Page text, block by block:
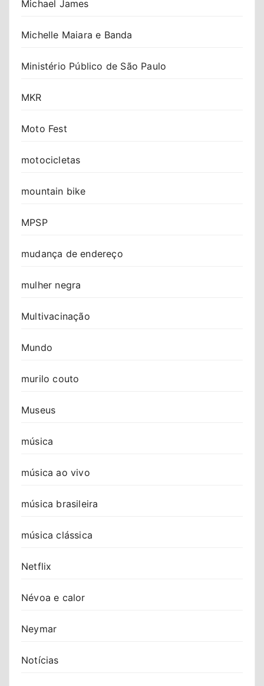
Michael James
Michelle Maiara e Banda
Ministério Público de São Paulo
MKR
Moto Fest
motocicletas
mountain bike
MPSP
mudança de endereço
mulher negra
Multivacinação
Mundo
murilo couto
Museus
música
música ao vivo
música brasileira
música clássica
Netflix
Névoa e calor
Neymar
Notícias